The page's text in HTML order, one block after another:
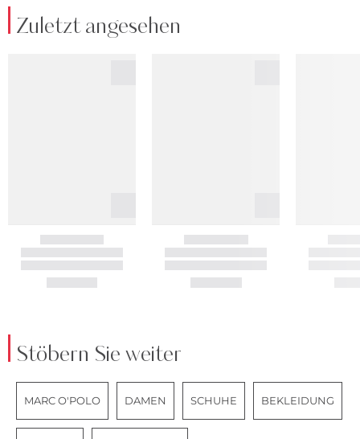
Zuletzt angesehen
Stöbern Sie weiter
MARC O'POLO DAMEN SCHUHE BEKLEIDUNG